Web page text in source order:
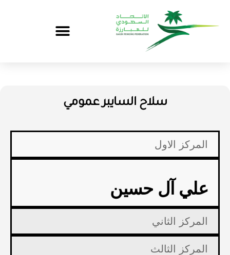
سلاح السايبر عمومي
المركز الاول
علي آل حسين
المركز الثاني
المركز الثالث